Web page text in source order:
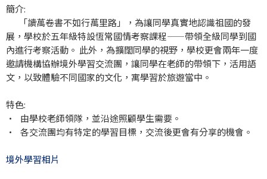
簡介:
「讀萬卷書不如行萬里路」，為讓同學真實地認識祖國的發
展，學校於五年級特設恆常國情考察課程——帶領全級同學到國
內進行考察活動。 此外，為擴闊同學的視野，學校更會兩年一度
邀請機構協辦境外學習交流團，讓同學在老師的帶領下，活用語
文，以致體驗不同國家的文化，寓學習於旅遊當中。
特色:
• 由學校老師領隊，並沿途照顧學生需要。
• 各交流團均有特定的學習目標，交流後更會有分享的機會。
境外學習相片